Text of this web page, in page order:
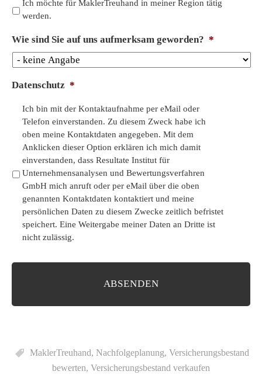
A
m
u
Ich möchte für MaklerTreuhand in meiner Region tätig
werden.
Wie sind Sie auf uns aufmerksam geworden? *
Datenschutz *
Ich bin mit der Kontaktaufnahme per eMail oder
Telefon einverstanden. Zu diesem Zweck habe ich
oben meine Kontaktdaten angegeben. Mit dem
Anklicken dieser Option erklären ich mich damit
einverstanden, dass Resultate Institut für
Unternehmensanalysen und Bewertungsverfahren
GmbH mich anruft oder per eMail über die oben
genannten Kontaktdaten kontaktiert und meine
persönlichen Daten zu diesem Zwecke zeitlich befristet
speichert. Eine Weitergabe meiner Daten an Dritte ist
nicht zulässig.
MaklerTreuhand, Nachfolgeplanung, Versicherungsbestand
bewerten, Versicherungsbestand verkaufen